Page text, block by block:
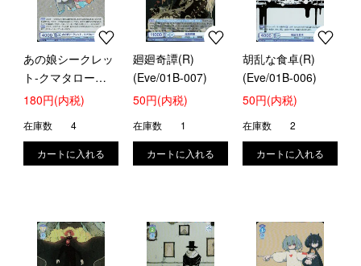
あの娘シークレッ
ト-クマタロー
(RR)(Eve/01B-
180円(内税)
在庫数 4
廻廻奇譚(R)
(Eve/01B-007)
50円(内税)
在庫数 1
胡乱な食卓(R)
(Eve/01B-006)
50円(内税)
在庫数 2